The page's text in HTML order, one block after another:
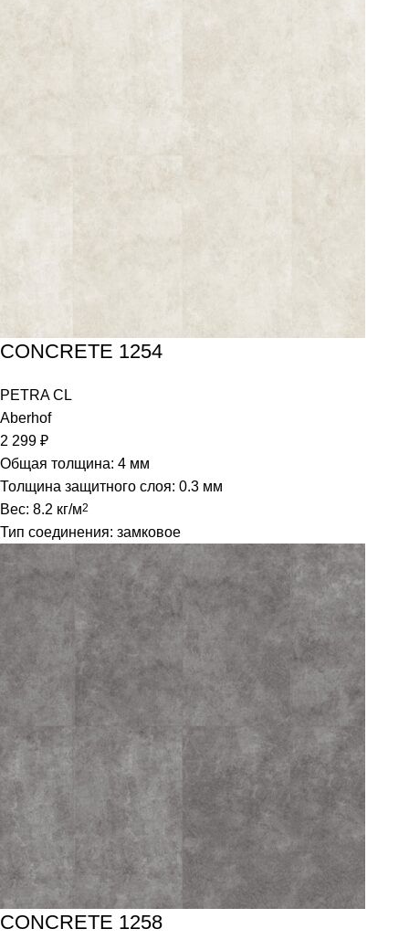
CONCRETE 1254
PETRA CL
Aberhof
2 299 ₽
Общая толщина: 4 мм
Толщина защитного слоя: 0.3 мм
Вес: 8.2 кг/м2
Тип соединения: замковое
CONCRETE 1258